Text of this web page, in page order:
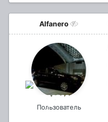
Alfanero
Пользователь